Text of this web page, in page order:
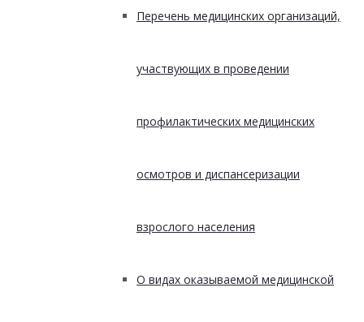
Перечень медицинских организаций,
участвующих в проведении
профилактических медицинских
осмотров и диспансеризации
взрослого населения
О видах оказываемой медицинской